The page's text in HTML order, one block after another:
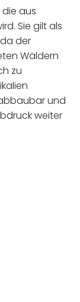
die aus
Sie gilt als
der
Wäldern
zu
und
weiter